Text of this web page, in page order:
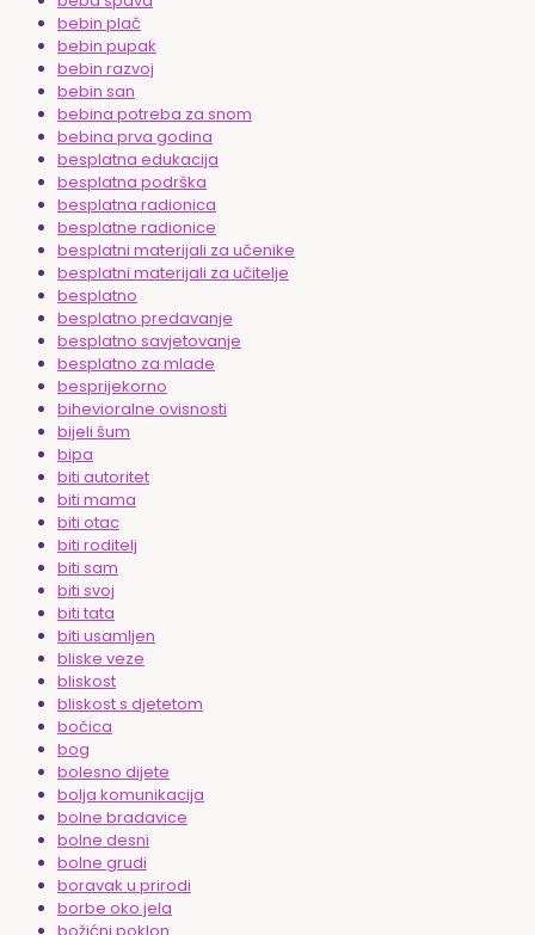
bebin plač
bebin pupak
bebin razvoj
bebin san
bebina potreba za snom
bebina prva godina
besplatna edukacija
besplatna podrška
besplatna radionica
besplatne radionice
besplatni materijali za učenike
besplatni materijali za učitelje
besplatno
besplatno predavanje
besplatno savjetovanje
besplatno za mlade
besprijekorno
bihevioralne ovisnosti
bijeli šum
bipa
biti autoritet
biti mama
biti otac
biti roditelj
biti sam
biti svoj
biti tata
biti usamljen
bliske veze
bliskost
bliskost s djetetom
bočica
bog
bolesno dijete
bolja komunikacija
bolne bradavice
bolne desni
bolne grudi
boravak u prirodi
borbe oko jela